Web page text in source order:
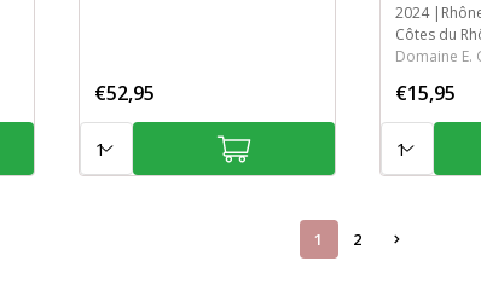
€52,95
Jaar
2024
Streek
Streek
Côtes du
Inhoud
Domaine E.
€15,95
1 2